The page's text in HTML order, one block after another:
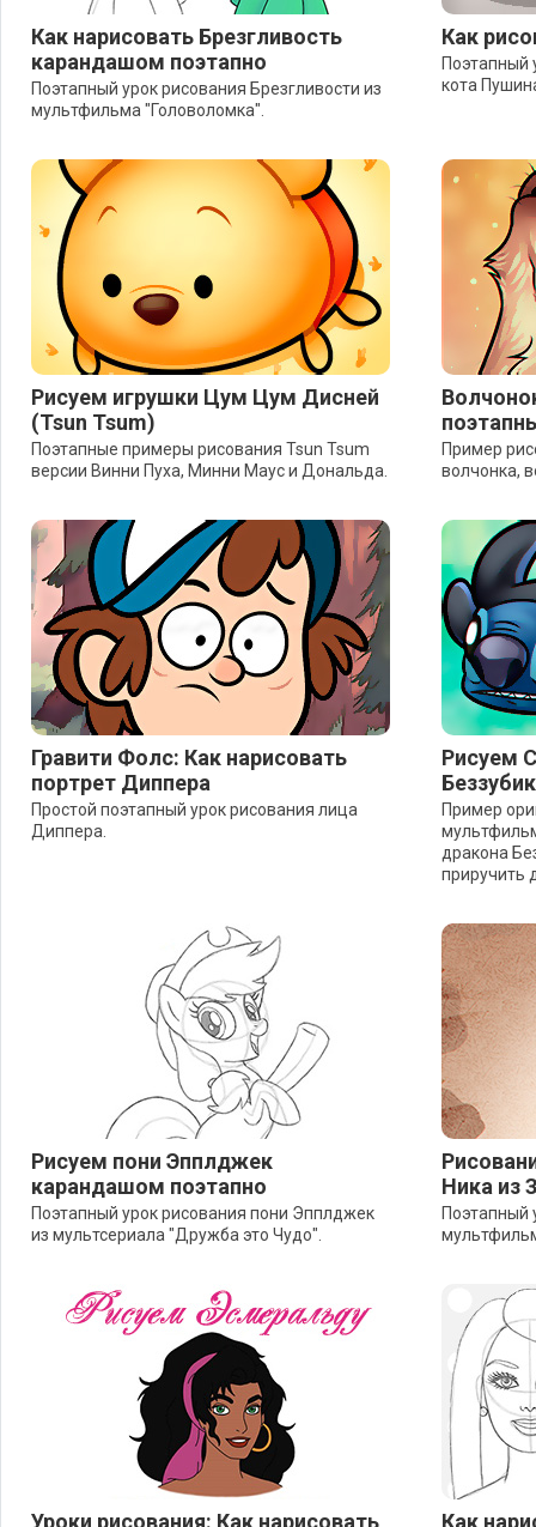
Как нарисовать Брезгливость
карандашом поэтапно
Поэтапный урок рисования Брезгливости из
мультфильма "Головоломка".
Как
Поэтапный
кота
Рисуем игрушки Цум Цум Дисней
(Tsun Tsum)
Поэтапные примеры рисования Tsun Tsum
версии Винни Пуха, Минни Маус и Дональда.
Пример
волчонка,
Гравити Фолс: Как нарисовать
портрет Диппера
Простой поэтапный урок рисования лица
Диппера.
Рисуем
Пример
дракона
приручить
Рисуем пони Эпплджек
карандашом поэтапно
Поэтапный урок рисования пони Эпплджек
из мультсериала "Дружба это Чудо".
Ника из
Поэтапный
Уроки рисования: Как нарисовать Как